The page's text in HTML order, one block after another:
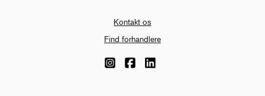
Kontakt os
Find forhandlere